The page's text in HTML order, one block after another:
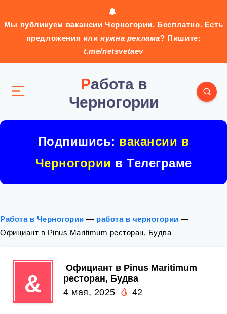
Мы публикуем вакансии Черногории. Бесплатно. Есть
предложения илинужна реклама? Пишите:
t.me/netsvetaev
Работа в
Черногории
Подпишись: вакансии в
Черногории в Телеграме
Работа в Черногории — работа в черногории —
Официант в Pinus Maritimum ресторан, Будва
&
️ Официант в Pinus Maritimum
ресторан, Будва
4 мая, 2025
42